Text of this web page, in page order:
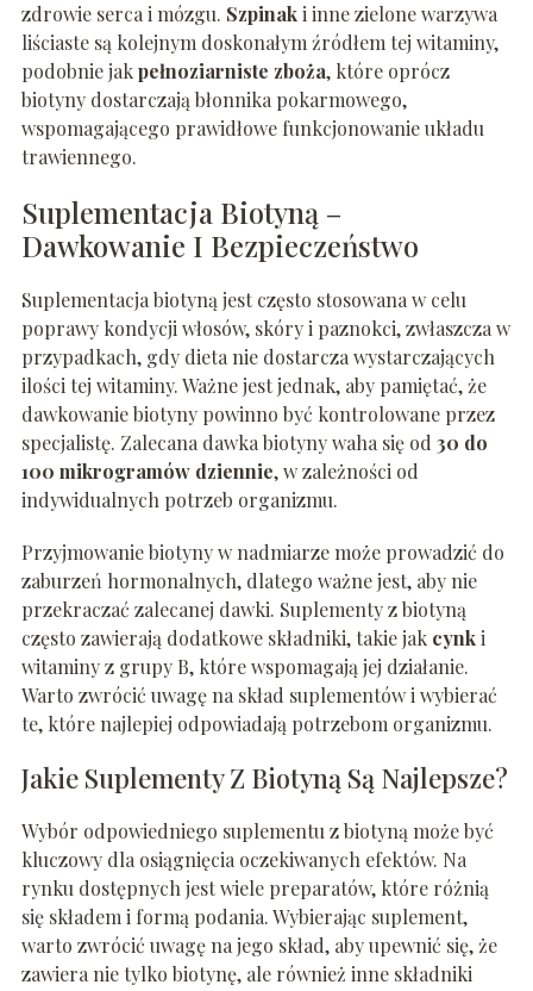
zdrowie serca i mózgu. Szpinaki inne zielone warzywa
liściaste są kolejnym doskonałym źródłem tej witaminy,
podobnie jakpełnoziarniste zboża, które oprócz
biotyny dostarczają błonnika pokarmowego,
wspomagającego prawidłowe funkcjonowanie układu
trawiennego.
Suplementacja Biotyną –
Dawkowanie I Bezpieczeństwo
Suplementacja biotyną jest często stosowana w celu
poprawy kondycji włosów, skóry i paznokci, zwłaszcza w
przypadkach, gdy dieta nie dostarcza wystarczających
ilości tej witaminy. Ważne jest jednak, aby pamiętać, że
dawkowanie biotyny powinno być kontrolowane przez
specjalistę. Zalecana dawka biotyny waha się od 30 do
100 mikrogramów dziennie, w zależności od
indywidualnych potrzeb organizmu.
Przyjmowanie biotyny w nadmiarze może prowadzić do
zaburzeń hormonalnych, dlatego ważne jest, aby nie
przekraczać zalecanej dawki. Suplementy z biotyną
często zawierają dodatkowe składniki, takie jak cynki
witaminy z grupy B, które wspomagają jej działanie.
Warto zwrócić uwagę na skład suplementów i wybierać
te, które najlepiej odpowiadają potrzebom organizmu.
Jakie Suplementy Z Biotyną Są Najlepsze?
Wybór odpowiedniego suplementu z biotyną może być
kluczowy dla osiągnięcia oczekiwanych efektów. Na
rynku dostępnych jest wiele preparatów, które różnią
się składem i formą podania. Wybierając suplement,
warto zwrócić uwagę na jego skład, aby upewnić się, że
zawiera nie tylko biotynę, ale również inne składniki